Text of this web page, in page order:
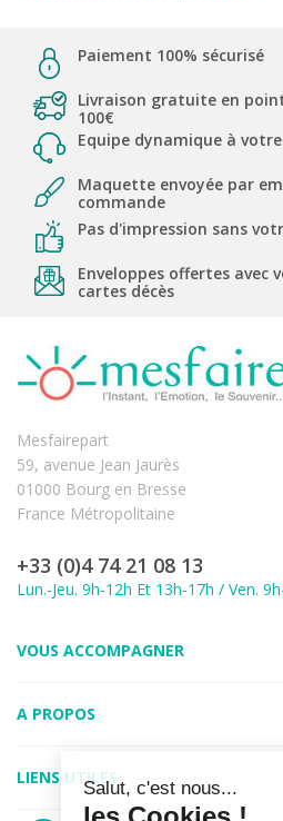
Paiement 100% sécurisé
Livraison gratuite en
100€
Equipe dynamique à
Maquette envoyée par
commande
Pas d'impression sans
Enveloppes offertes avec
cartes décès
Mesfairepart
59, avenue Jean Jaurès
01000 Bourg en Bresse
France Métropolitaine
+33 (0)4 74 21 08 13
Lun.-Jeu. 9h-12h Et 13h-17h / Ven.
VOUS ACCOMPAGNER
A PROPOS
LIENS UTILES